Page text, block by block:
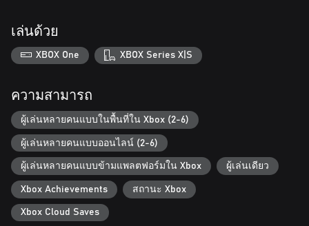
เล่นด้วย
XBOX One XBOX Series X|S
ความสามารถ
ผู้เล่นหลายคนแบบในพื้นที่ใน Xbox (2-6)
ผู้เล่นหลายคนแบบออนไลน์ (2-6)
ผู้เล่นหลายคนแบบข้ามแพลตฟอร์มใน Xbox ผู้เล่นเดียว
Xbox Achievements สถานะ Xbox
Xbox Cloud Saves